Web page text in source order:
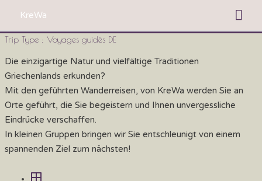
contenu
KreWa
Trip Type :Voyages guidés DE
Die einzigartige Natur und vielfältige Traditionen
Griechenlands erkunden?
Mit den geführten Wanderreisen, von KreWa werden Sie an
Orte geführt, die Sie begeistern und Ihnen unvergessliche
Eindrücke verschaffen.
In kleinen Gruppen bringen wir Sie entschleunigt von einem
spannenden Ziel zum nächsten!